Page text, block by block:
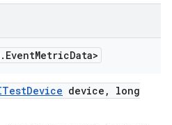
. EventMetricData>
Device device ,
long